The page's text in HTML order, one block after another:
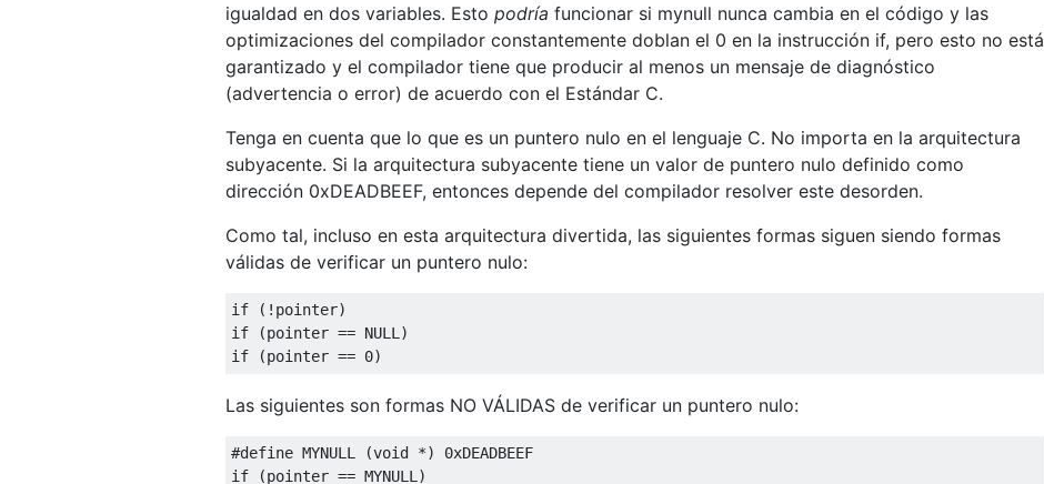
igualdad en dos variables. Esto podría funcionar si mynull nunca cambia en el código y las
optimizaciones del compilador constantemente doblan el 0 en la instrucción if, pero esto no está
garantizado y el compilador tiene que producir al menos un mensaje de diagnóstico
(advertencia o error) de acuerdo con el Estándar C.
Tenga en cuenta que lo que es un puntero nulo en el lenguaje C. No importa en la arquitectura
subyacente. Si la arquitectura subyacente tiene un valor de puntero nulo definido como
dirección 0xDEADBEEF, entonces depende del compilador resolver este desorden.
Como tal, incluso en esta arquitectura divertida, las siguientes formas siguen siendo formas
válidas de verificar un puntero nulo:
if (! pointer)
if
(pointer == NULL )
if
(pointer == 0)
Las siguientes son formas NO VÁLIDAS de verificar un puntero nulo:
#define MYNULL (void *)
0xDEADBEEF
if
(pointer == MYNULL )